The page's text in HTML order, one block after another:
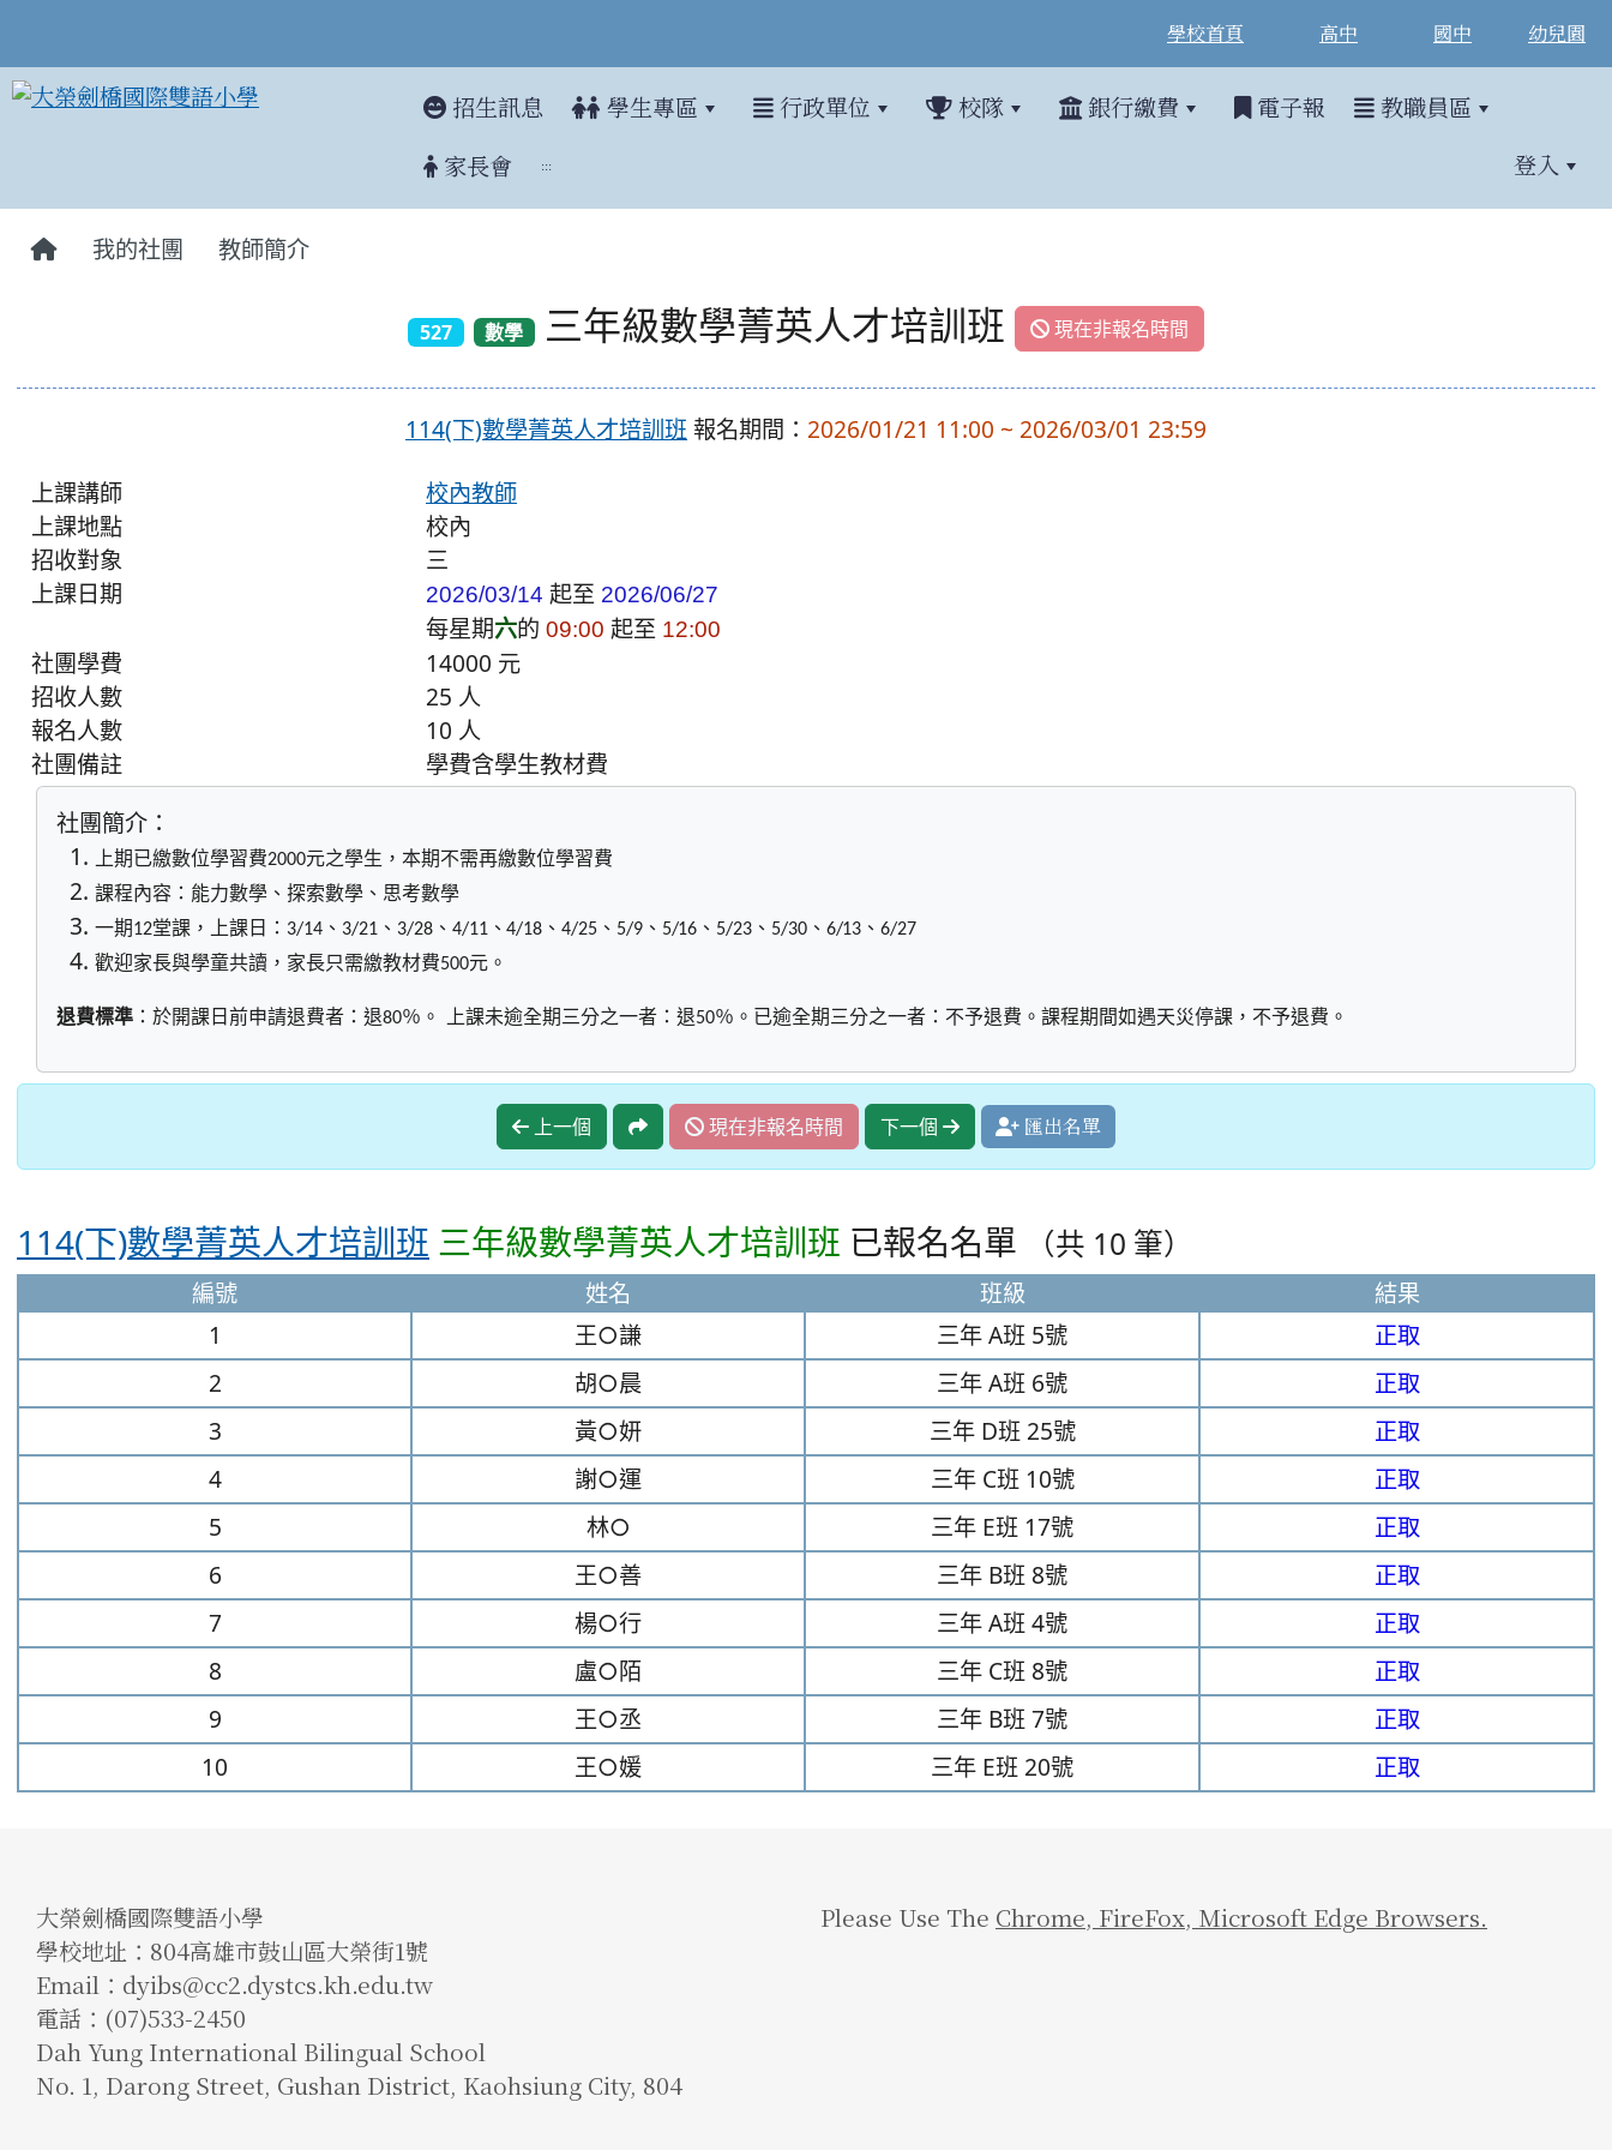
學校首頁 高中 國中 幼兒園
招生訊息 學生專區 行政單位 校隊 銀行繳費 電子報 教職員區
家長會 ::: 登入
我的社團 教師簡介
527 數學 三年級數學菁英人才培訓班 現在非報名時間
114(下)數學菁英人才培訓班報名期間： 2026/01/21 11:00 ~ 2026/03/01 23:59
上課講師
校內教師
上課地點
校內
招收對象
三
上課日期
2026/03/14 起至 2026/06/27
每星期六的 09:00 起至 12:00
社團學費
14000 元
招收人數
25 人
報名人數
10 人
社團備註
學費含學生教材費
社團簡介：
上期已繳數位學習費2000元之學生，本期不需再繳數位學習費
課程內容：能力數學、探索數學、思考數學
一期12堂課，上課日： 3/14 、 3/21 、 3/28、 4/11、4/18 、4/25、 5/9、 5/16 、 5/23、 5/30、 6/13 、6/27
歡迎家長與學童共讀，家長只需繳教材費500元。
退費標準 ：於開課日前申請退費者：退80％。 上課未逾全期三分之一者：退50％。已逾全期三分之一者：不予退費。課程期間如遇天災停課，不予退費。
上一個 現在非報名時間 下一個 匯出名單
114(下)數學菁英人才培訓班 三年級數學菁英人才培訓班 已報名名單 （共 10 筆）
編號 姓名 班級
結果
1
王○謙 三年A班 5號
正取
2
胡○晨 三年A班 6號
正取
3
黃○妍 三年 D班 25號
正取
4
謝○運 三年 C班 10號
正取
5
林○ 三年 E班 17號
正取
6
王○善 三年 B班 8號
正取
7
楊○行 三年A班4號
正取
8
盧○陌 三年 C班 8號
正取
9
王○丞 三年 B班7號
正取
10
王○媛 三年 E班 20號 正取
大榮劍橋國際雙語小學
學校地址：804高雄市鼓山區大榮街1號
Email：dyibs@cc2.dystcs.kh.edu.tw
電話：(07)533-2450
Dah Yung International Bilingual School
No. 1, Darong Street, Gushan District, Kaohsiung City, 804
Please Use The Chrome, FireFox, Microsoft Edge Browsers.